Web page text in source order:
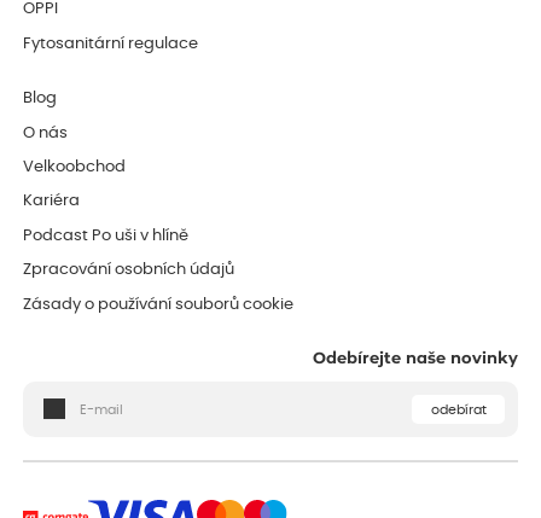
OPPI
Fytosanitární regulace
Blog
O nás
Velkoobchod
Kariéra
Podcast Po uši v hlíně
Zpracování osobních údajů
Zásady o používání souborů cookie
Odebírejte naše novinky
odebírat